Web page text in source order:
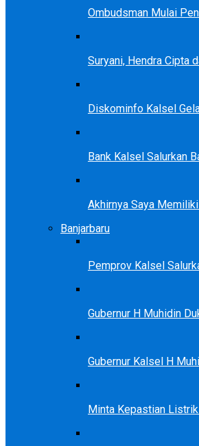
Ombudsman Mulai
Suryani, Hendra Cipta
Diskominfo Kalsel
Bank Kalsel Salurkan
Akhirnya Saya
Banjarbaru
Pemprov Kalsel
Gubernur H Muhidin
Gubernur Kalsel H
Minta Kepastian